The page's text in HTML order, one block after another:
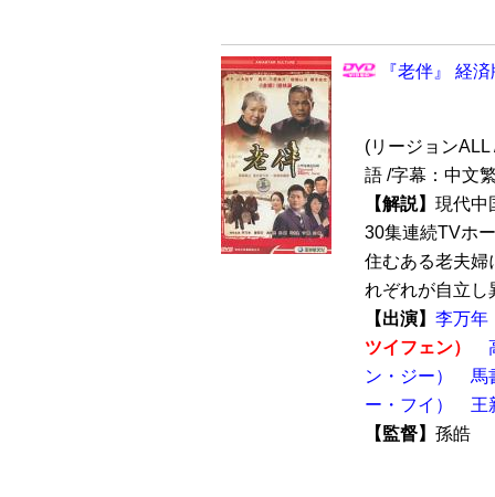
『老伴』 経
(リージョン
語 /字幕：中文
【解説】 現代中
30集連続TVホ
住むある老夫婦
れぞれが自立し
【出演】 李万年
ツイフェン）
ン・ジー）
馬
ー・フイ）
王
【監督】 孫皓